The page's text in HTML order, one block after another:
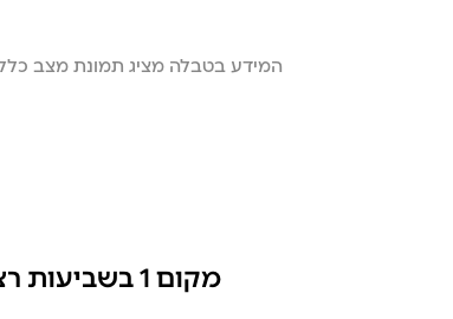
המידע בטבלה מציג תמונת מצב
מקום 1 בשביעות רצון הלקוחות